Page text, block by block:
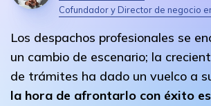
Cofundador y Director de negocio
Los despachos profesionales se
un cambio de escenario; la
de trámites ha dado un vuelco a
la hora de afrontarlo con éxito es